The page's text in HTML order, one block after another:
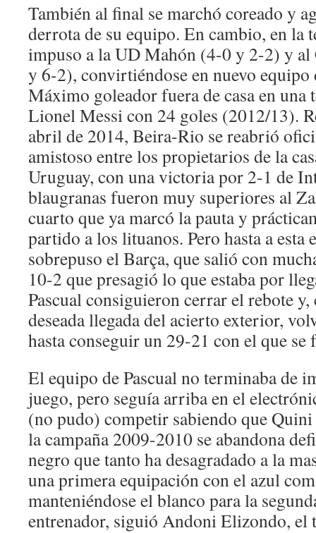
También al final se marchó coreado y
derrota de su equipo. En cambio, en la
impuso a la UD Mahón (4-0 y 2-2) y
y 6-2), convirtiéndose en nuevo
Máximo goleador fuera de casa en una
Lionel Messi con 24 goles (2012/13).
abril de 2014, Beira-Rio se reabrió
amistoso entre los propietarios de la
Uruguay, con una victoria por 2-1 de
blaugranas fueron muy superiores al
cuarto que ya marcó la pauta y
partido a los lituanos. Pero hasta a esta
sobrepuso el Barça, que salió con
10-2 que presagió lo que estaba por
Pascual consiguieron cerrar el rebote y,
deseada llegada del acierto exterior,
hasta conseguir un 29-21 con el que se
El equipo de Pascual no terminaba de
juego, pero seguía arriba en el
(no pudo) competir sabiendo que Quini
la campaña 2009-2010 se abandona
negro que tanto ha desagradado a la
una primera equipación con el azul
manteniéndose el blanco para la
entrenador, siguió Andoni Elizondo, el